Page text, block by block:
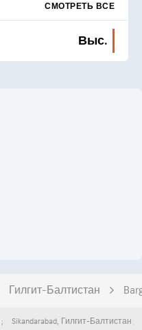
СМОТРЕТЬ ВСЕ
Выс.
Гилгит-Балтистан
Sikandarabad, Гилгит-Балтистан